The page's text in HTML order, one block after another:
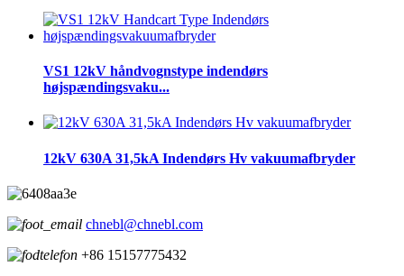
VS1 12kV håndvognstype indendørs
højspændingsvaku...
12kV 630A 31,5kA Indendørs Hv vakuumafbryder
chnebl@chnebl.com
+86 15157775432